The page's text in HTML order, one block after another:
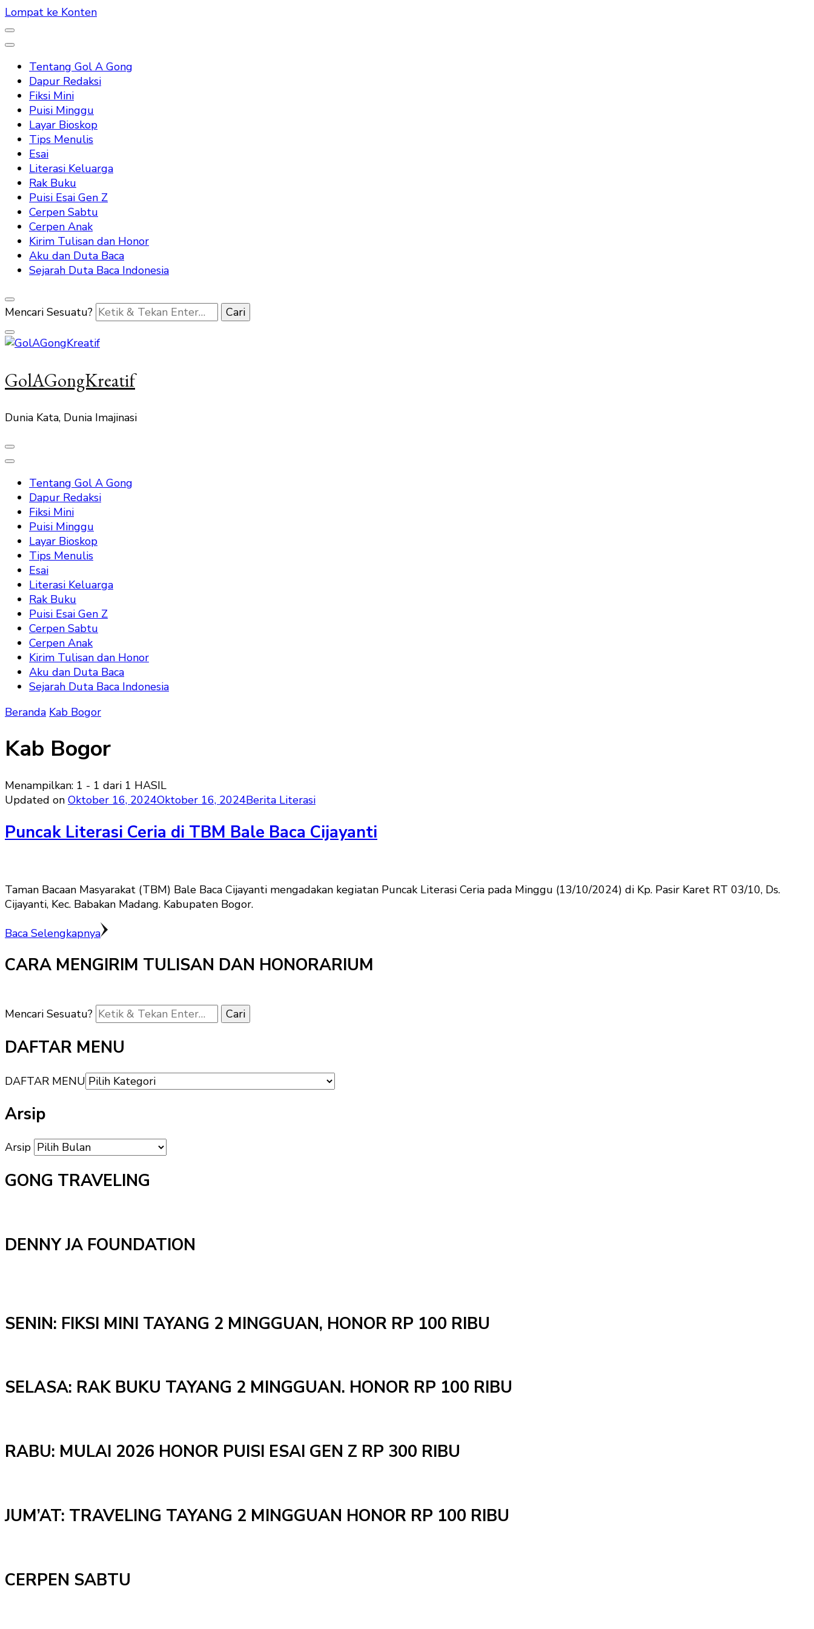
Lompat ke Konten
Tentang Gol A Gong
Dapur Redaksi
Fiksi Mini
Puisi Minggu
Layar Bioskop
Tips Menulis
Esai
Literasi Keluarga
Rak Buku
Puisi Esai Gen Z
Cerpen Sabtu
Cerpen Anak
Kirim Tulisan dan Honor
Aku dan Duta Baca
Sejarah Duta Baca Indonesia
Mencari Sesuatu?
GolAGongKreatif
Dunia Kata, Dunia Imajinasi
Tentang Gol A Gong
Dapur Redaksi
Fiksi Mini
Puisi Minggu
Layar Bioskop
Tips Menulis
Esai
Literasi Keluarga
Rak Buku
Puisi Esai Gen Z
Cerpen Sabtu
Cerpen Anak
Kirim Tulisan dan Honor
Aku dan Duta Baca
Sejarah Duta Baca Indonesia
Beranda Kab Bogor
Kab Bogor
Menampilkan: 1 - 1 dari 1 HASIL
Updated on Oktober 16, 2024Oktober 16, 2024Berita Literasi
Puncak Literasi Ceria di TBM Bale Baca Cijayanti
Taman Bacaan Masyarakat (TBM) Bale Baca Cijayanti mengadakan kegiatan Puncak Literasi Ceria pada Minggu (13/10/2024) di Kp. Pasir Karet RT 03/10, Ds.
Cijayanti, Kec. Babakan Madang. Kabupaten Bogor.
Baca Selengkapnya
CARA MENGIRIM TULISAN DAN HONORARIUM
Mencari Sesuatu?
DAFTAR MENU
DAFTAR MENU
Arsip
Arsip
GONG TRAVELING
DENNY JA FOUNDATION
SENIN: FIKSI MINI TAYANG 2 MINGGUAN, HONOR RP 100 RIBU
SELASA: RAK BUKU TAYANG 2 MINGGUAN. HONOR RP 100 RIBU
RABU: MULAI 2026 HONOR PUISI ESAI GEN Z RP 300 RIBU
JUM’AT: TRAVELING TAYANG 2 MINGGUAN HONOR RP 100 RIBU
CERPEN SABTU